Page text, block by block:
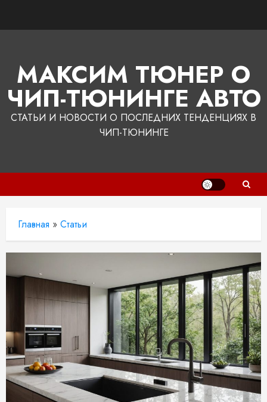
МАКСИМ ТЮНЕР О
ЧИП-ТЮНИНГЕ АВТО
СТАТЬИ И НОВОСТИ О ПОСЛЕДНИХ ТЕНДЕНЦИЯХ В
ЧИП-ТЮНИНГЕ
Главная » Статьи